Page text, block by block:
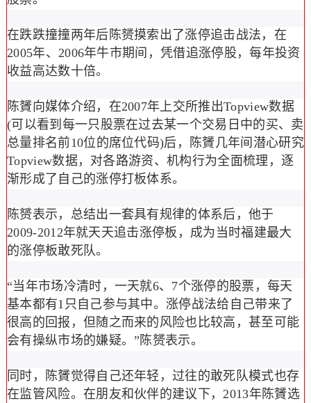
在跌跌撞撞两年后陈赟摸索出了涨停追击战法，在
2005年、2006年牛市期间，凭借追涨停股，每年投资
收益高达数十倍。
陈贇向媒体介绍，在2007年上交所推出Topview数据
(可以看到每一只股票在过去某一个交易日中的买、卖
总量排名前10位的席位代码)后，陈贇几年间潜心研究
Topview数据，对各路游资、机构行为全面梳理，逐
渐形成了自己的涨停打板体系。
陈赟表示，总结出一套具有规律的体系后，他于
2009-2012年就天天追击涨停板，成为当时福建最大
的涨停板敢死队。
“当年市场冷清时，一天就6、7个涨停的股票，每天
基本都有1只自己参与其中。涨停战法给自己带来了
很高的回报，但随之而来的风险也比较高，甚至可能
会有操纵市场的嫌疑。”陈赟表示。
同时，陈贇觉得自己还年轻，过往的敢死队模式也存
在监管风险。在朋友和伙伴的建议下，2013年陈贇选